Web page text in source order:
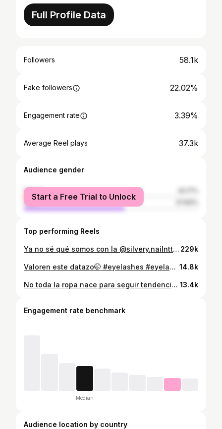
Full Profile Data
Followers 58.1k
Fake followers 22.02%
Engagement rate 3.39%
Average Reel plays 37.3k
Audience gender
female
male
Start a Free Trial to Unlock
Top performing Reels
Ya no sé qué somos con la @silvery.nailnttt jajajja 💅🏻🤫 #nails #nailsnailsnails #polygel #nailsvideos 229k
Valoren este datazo🤭 #eyelashes #eyelashesserum #pestañas #serumdepestañas 14.8k
No toda la ropa nace para seguir tendencias. Algunas piezas nacen para tener sentido. 🌸🪷 @kagi.cl es una marca chilena que transforma la moda en una búsqueda personal. Prendas con intención, pensadas para durar y no pasar de moda🧵🖤 侘寂・生き甲斐 Vestir con propósito ⛩️✨ #MarcasChilenas #ModaConSentido #DiseñoChileno #SlowFashion #ModaEditorial #JapandiStyle #ReelsChile #FashionReels 13.4k
Engagement rate benchmark
Median
Audience location by country